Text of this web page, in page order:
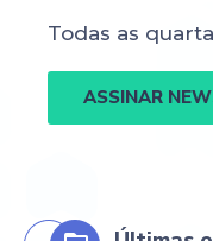
Todas as
ASSINAR